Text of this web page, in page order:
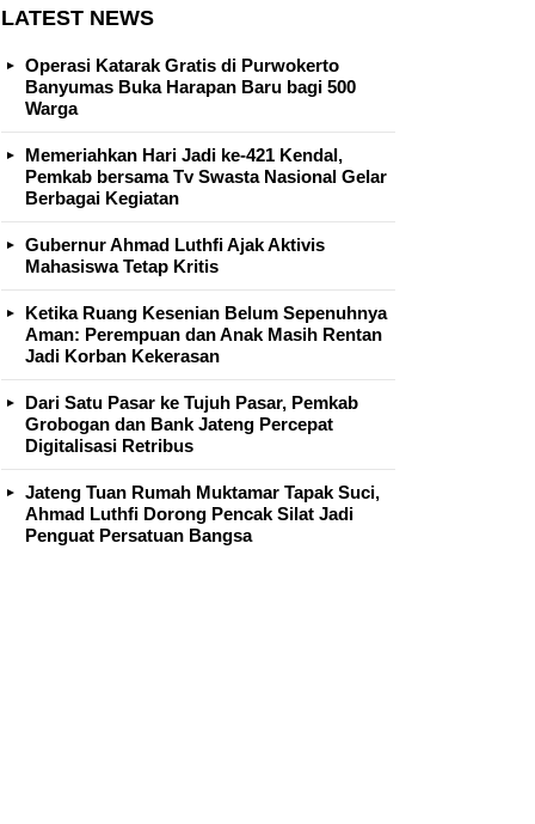
LATEST NEWS
Operasi Katarak Gratis di Purwokerto
Banyumas Buka Harapan Baru bagi 500
Warga
Memeriahkan Hari Jadi ke-421 Kendal,
Pemkab bersama Tv Swasta Nasional Gelar
Berbagai Kegiatan
Gubernur Ahmad Luthfi Ajak Aktivis
Mahasiswa Tetap Kritis
Ketika Ruang Kesenian Belum Sepenuhnya
Aman: Perempuan dan Anak Masih Rentan
Jadi Korban Kekerasan
Dari Satu Pasar ke Tujuh Pasar, Pemkab
Grobogan dan Bank Jateng Percepat
Digitalisasi Retribus
Jateng Tuan Rumah Muktamar Tapak Suci,
Ahmad Luthfi Dorong Pencak Silat Jadi
Penguat Persatuan Bangsa